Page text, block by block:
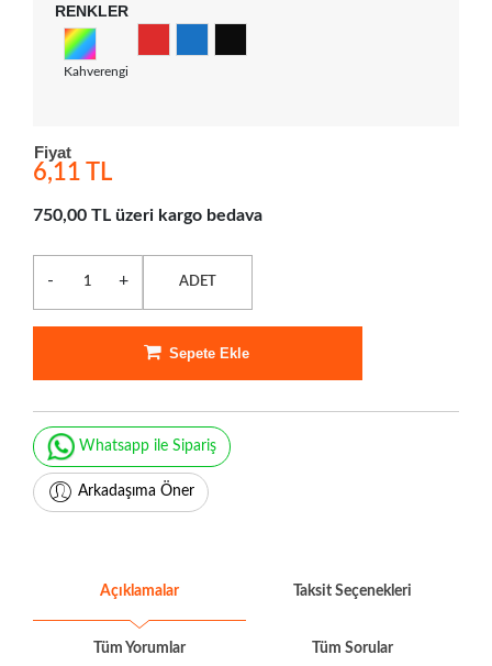
RENKLER
Kahverengi
Fiyat
6,11 TL
750,00 TL üzeri kargo bedava
- + ADET
Sepete Ekle
Whatsapp ile Sipariş
Arkadaşıma Öner
Açıklamalar Taksit Seçenekleri
Tüm Yorumlar Tüm Sorular